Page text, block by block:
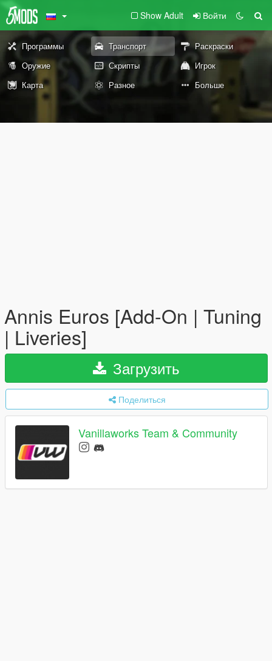
Show Adult Войти
Программы Транспорт
Раскраски
Оружие
Скрипты
Игрок
Карта
Разное Больше
Annis Euros [Add-On | Tuning
| Liveries]
Загрузить
Поделиться
Vanillaworks Team & Community